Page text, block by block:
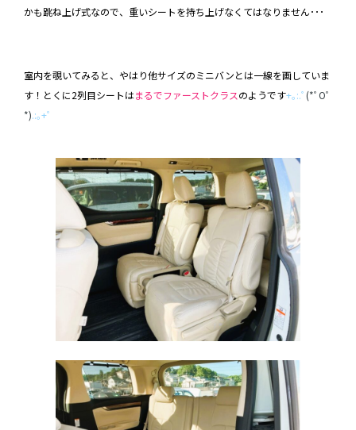
かも跳ね上げ式なので、重いシートを持ち上げなくてはなりません･･･
室内を覗いてみると、やはり他サイズのミニバンとは一線を画していま
す！とくに2列目シートはまるでファーストクラスのようです+｡:.ﾟ (*ﾟOﾟ
*).:｡+ﾟ